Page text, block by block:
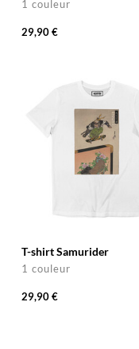
1 couleur
29,90 €
T-shirt Samurider
1 couleur
29,90 €